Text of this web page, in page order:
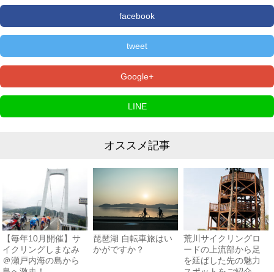
facebook
tweet
Google+
LINE
オススメ記事
【毎年10月開催】サ
イクリングしまなみ
＠瀬戸内海の島から
琵琶湖 自転車旅はい
かがですか？
荒川サイクリングロ
ードの上流部から足
を延ばした先の魅力